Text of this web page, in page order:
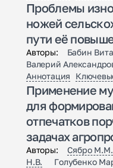
Проблемы
ножей
пути её
Авторы:
Бабин
Валерий
Аннотация
Применение
для
отпечатков
задачах
Авторы: Сябро М.М.
Н.В.
Голубенко